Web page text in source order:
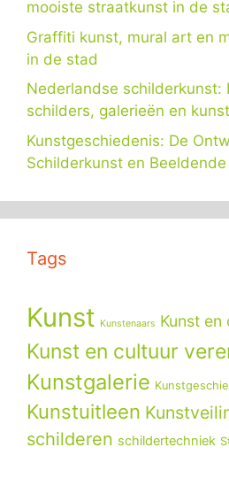
mooiste straatkunst in de
Graffiti kunst, mural art en
in de stad
Nederlandse schilderkunst:
schilders, galerieën en
Kunstgeschiedenis: De
Schilderkunst en
Tags
Kunst Kunstenaars Kunst
Kunst en cultuur
Kunstgalerie
Kunstuitleen
schilderen schildertechniek